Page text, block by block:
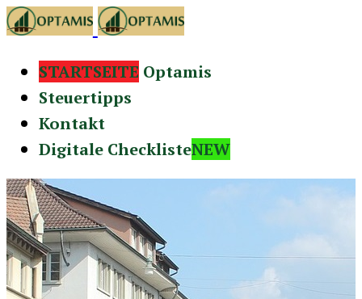
STARTSEITE Optamis
Steuertipps
Kontakt
Digitale ChecklisteNEW